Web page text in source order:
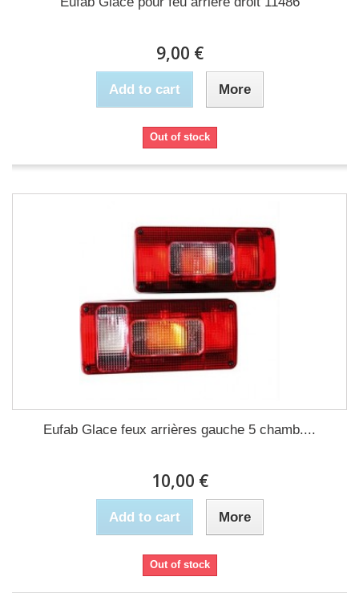
9,00 €
Add to cart More
Out of stock
Eufab Glace feux arrières gauche 5 chamb....
10,00 €
Add to cart More
Out of stock